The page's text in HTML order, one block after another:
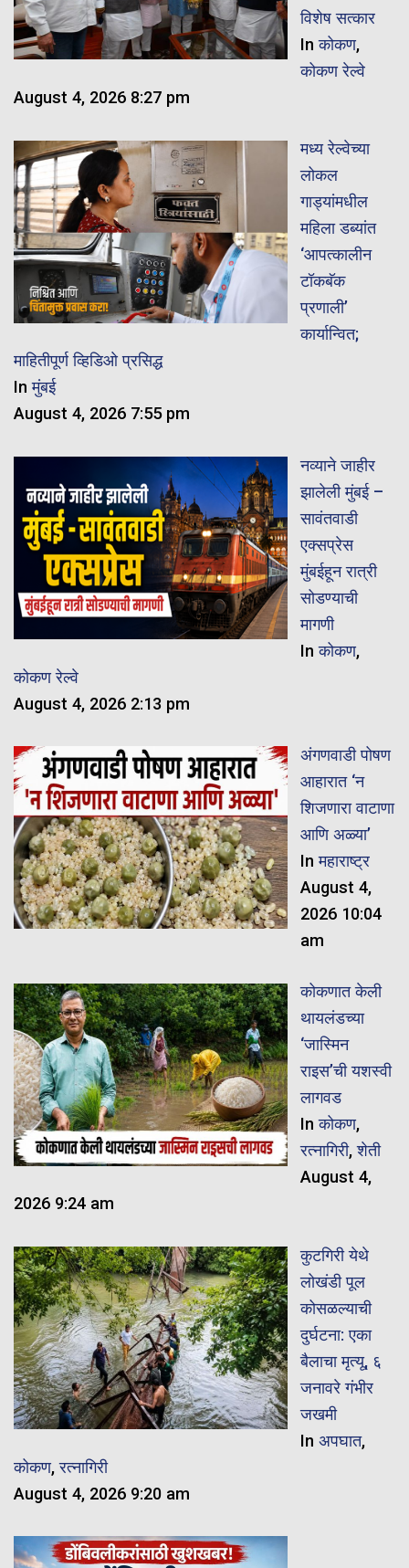
विशेष सत्कार
Inकोकण,
कोकण रेल्वे
August 4, 2026 8:27 pm
मध्य रेल्वेच्या
लोकल
गाड्यांमधील
महिला डब्यांत
‘आपत्कालीन
टॉकबॅक
प्रणाली’
कार्यान्वित;
माहितीपूर्ण व्हिडिओ प्रसिद्ध
Inमुंबई
August 4, 2026 7:55 pm
नव्याने जाहीर
झालेली मुंबई –
सावंतवाडी
एक्सप्रेस
मुंबईहून रात्री
सोडण्याची
मागणी
Inकोकण,
कोकण रेल्वे
August 4, 2026 2:13 pm
अंगणवाडी पोषण
आहारात ‘न
शिजणारा वाटाणा
आणि अळ्या’
Inमहाराष्ट्र
August 4,
2026 10:04
am
कोकणात केली
थायलंडच्या
‘जास्मिन
राइस’ची यशस्वी
लागवड
Inकोकण,
रत्नागिरी,शेती
August 4,
2026 9:24 am
कुटगिरी येथे
लोखंडी पूल
कोसळल्याची
दुर्घटना: एका
बैलाचा मृत्यू, ६
जनावरे गंभीर
जखमी
In अपघात,
कोकण,रत्नागिरी
August 4, 2026 9:20 am